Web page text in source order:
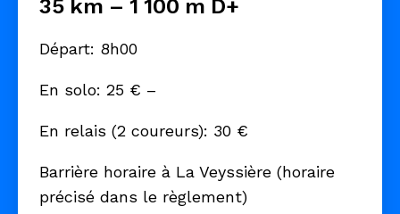
35 km – 1 100 m D+
Départ: 8h00
En solo: 25 € –
En relais (2 coureurs): 30 €
Barrière horaire à La Veyssière (horaire
précisé dans le règlement)